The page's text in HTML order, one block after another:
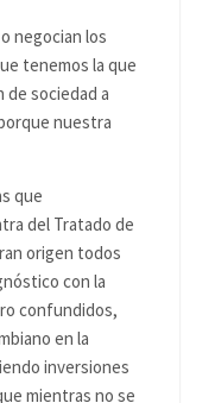
negocian los
tenemos la que
sociedad a
nuestra
que
del Tratado de
origen todos
con la
confundidos,
en la
inversiones
mientras no se